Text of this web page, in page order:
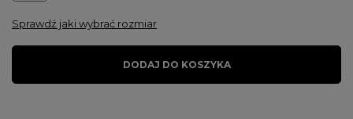
Sprawdź jaki wybrać rozmiar
DODAJ DO KOSZYKA